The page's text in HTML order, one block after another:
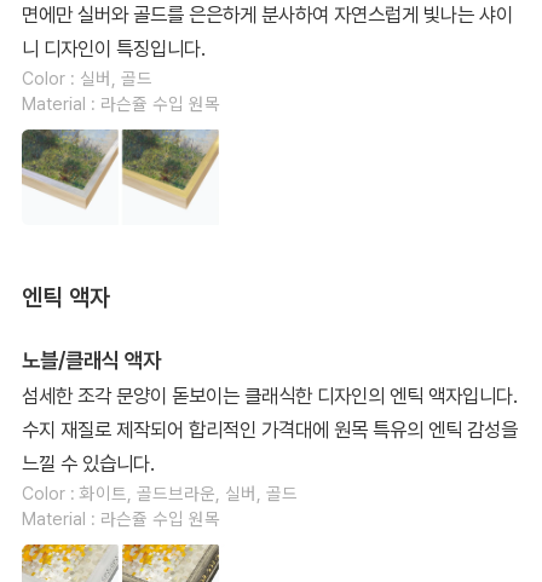
면에만 실버와 골드를 은은하게 분사하여 자연스럽게 빛나는 샤이
니 디자인이 특징입니다.
Color : 실버, 골드
Material : 라슨쥴 수입 원목
엔틱 액자
노블/클래식 액자
섬세한 조각 문양이 돋보이는 클래식한 디자인의 엔틱 액자입니다.
수지 재질로 제작되어 합리적인 가격대에 원목 특유의 엔틱 감성을
느낄 수 있습니다.
Color : 화이트, 골드브라운, 실버, 골드
Material : 라슨쥴 수입 원목